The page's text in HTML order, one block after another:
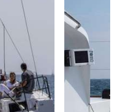
(Martinique)
certains,
réserve de
ne
météo, le check up
de position, les